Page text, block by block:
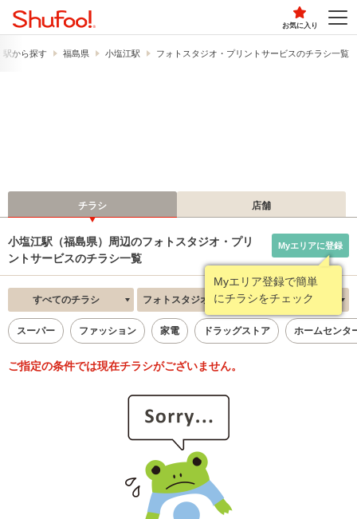
お気に入り
駅から探す 福島県 小塩江駅 フォトスタジオ・プリントサービスのチラシ一覧
チラシ 店舗
小塩江駅（福島県）周辺のフォトスタジオ・プリ
ントサービスのチラシ一覧
Myエリア登録で簡単
にチラシをチェック
Myエリアに登録
すべてのチラシ フォトスタジオ・プリントサービス 新着順
スーパー ファッション 家電 ドラッグストア ホームセンタ
ご指定の条件では現在チラシがございません。